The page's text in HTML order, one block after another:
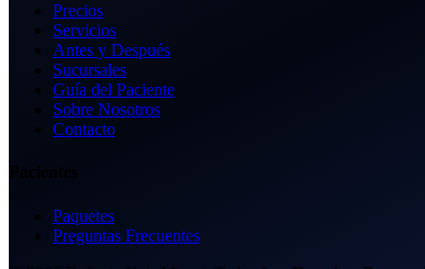
Precios
Servicios
Antes y Después
Sucursales
Guía del Paciente
Sobre Nosotros
Contacto
Paquetes
Preguntas Frecuentes